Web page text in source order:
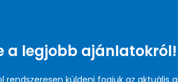
a legjobb ajánlatokról!
rendszeresen küldeni fogjuk az aktuális